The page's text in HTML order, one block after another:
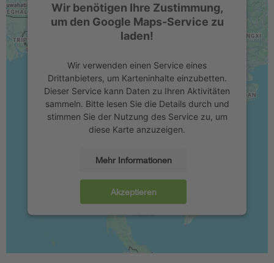
Wir benötigen Ihre Zustimmung,
um den Google Maps-Service zu
laden!
Wir verwenden einen Service eines
Drittanbieters, um Karteninhalte einzubetten.
Dieser Service kann Daten zu Ihren Aktivitäten
sammeln. Bitte lesen Sie die Details durch und
stimmen Sie der Nutzung des Service zu, um
diese Karte anzuzeigen.
Mehr Informationen
Akzeptieren